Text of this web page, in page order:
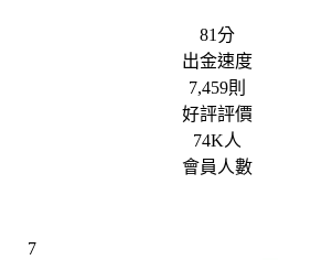
81分
出金速度
7,459則
好評評價
74K人
會員人數
7